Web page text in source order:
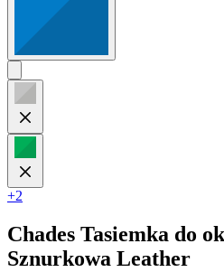
+2
Chades Tasiemka do
Sznurkowa Leather